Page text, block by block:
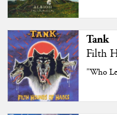
Tank
Filth
"Who